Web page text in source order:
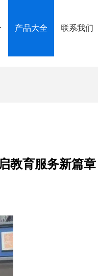
产品大全 联系我们
教育服务新篇章